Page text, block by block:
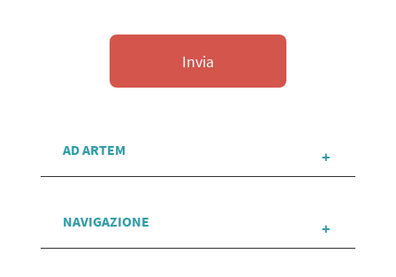
AD ARTEM
NAVIGAZIONE